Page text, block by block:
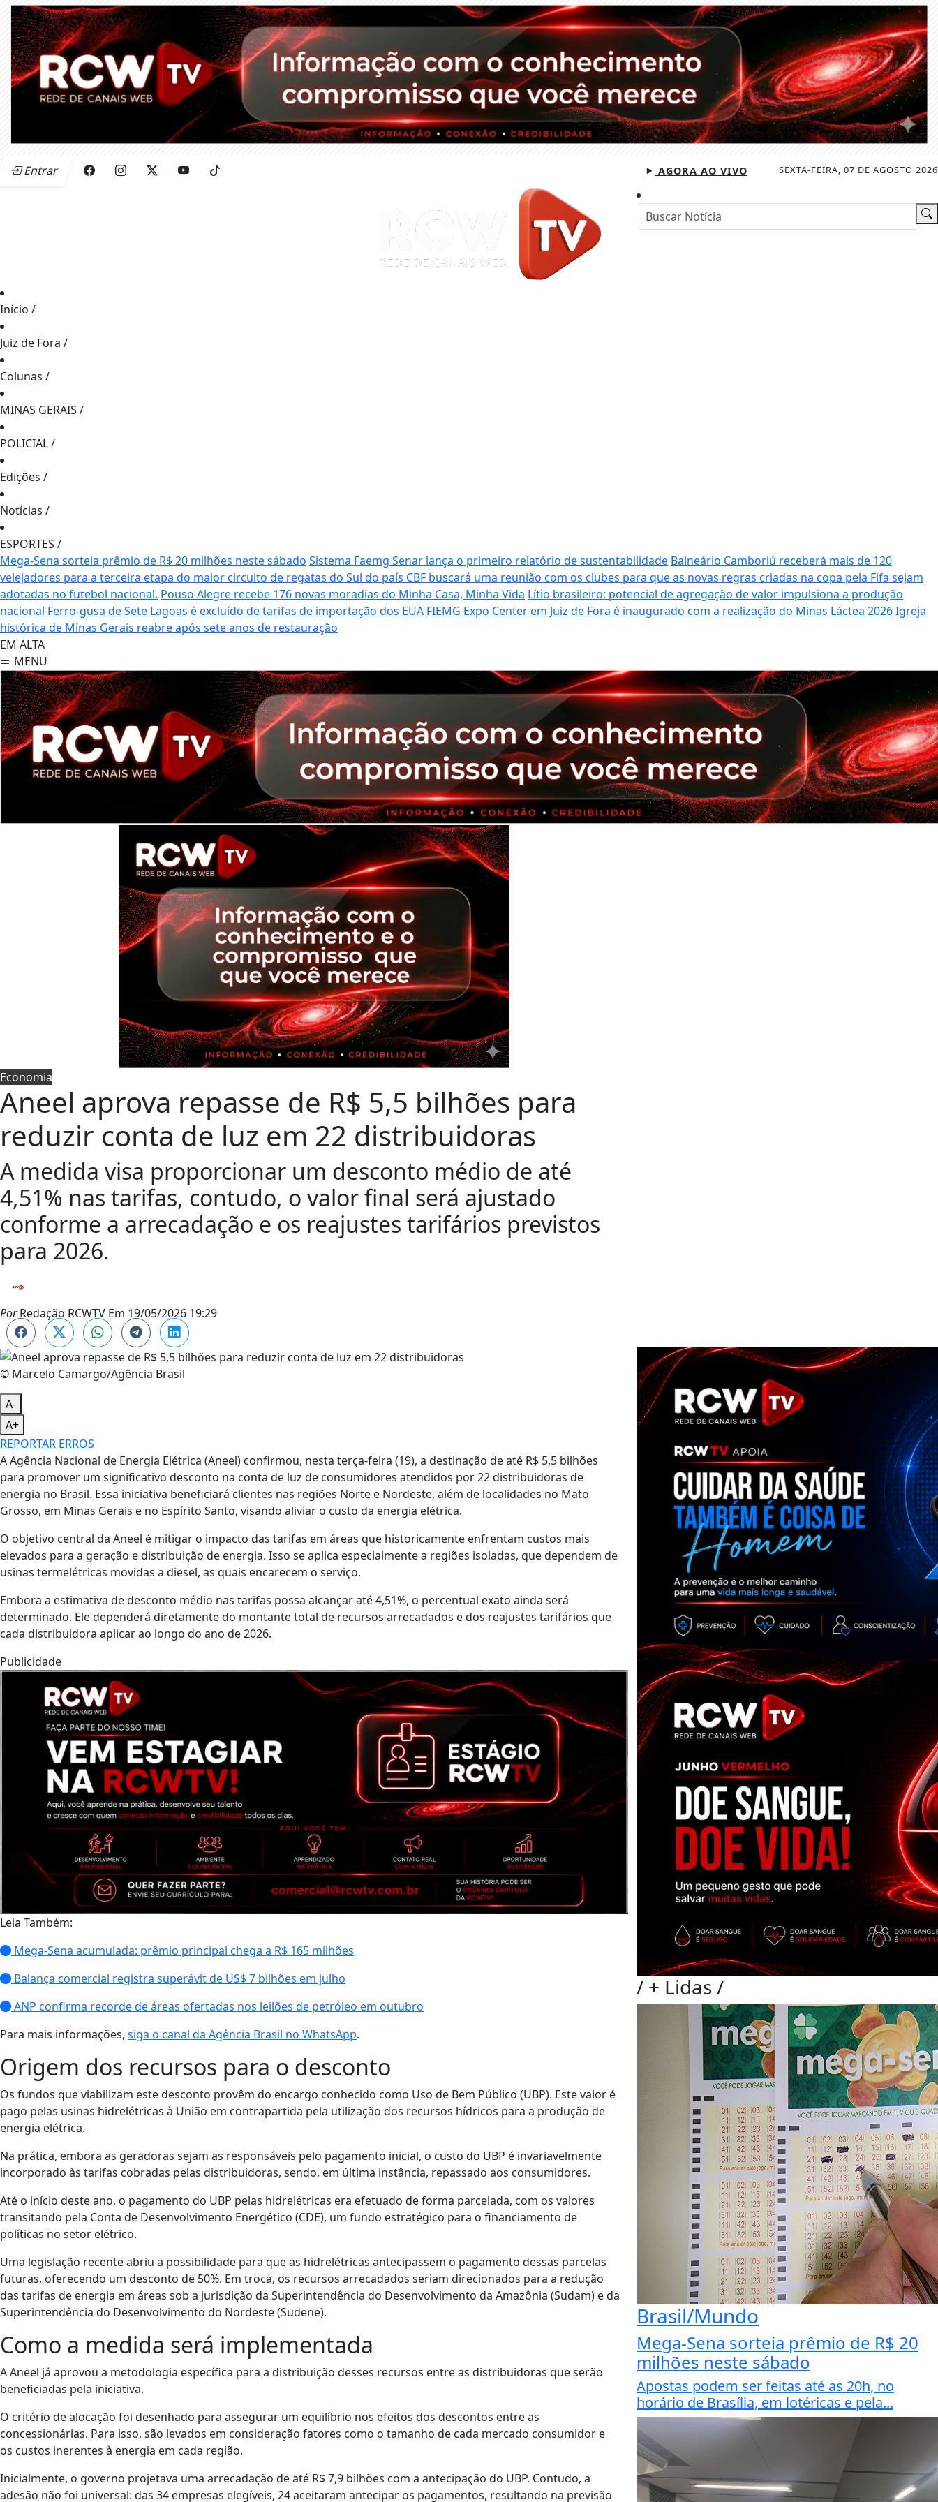
Entrar SEXTA-FEIRA, 07 DE AGOSTO 2026
AGORA AO VIVO
Início /
Juiz de Fora /
Colunas /
MINAS GERAIS /
POLICIAL/
Edições /
Notícias /
ESPORTES /
Mega-Sena sorteia prêmio de R$ 20 milhões neste sábado Sistema Faemg Senar lança o primeiro relatório de sustentabilidade Balneário Camboriú receberá mais de 120
velejadores para a terceira etapa do maior circuito de regatas do Sul do país CBF buscará uma reunião com os clubes para que as novas regras criadas na copa pela Fifa sejam
adotadas no futebol nacional. Pouso Alegre recebe 176 novas moradias do Minha Casa, Minha Vida Lítio brasileiro: potencial de agregação de valor impulsiona a produção
nacional Ferro-gusa de Sete Lagoas é excluído de tarifas de importação dos EUA FIEMG Expo Center em Juiz de Fora é inaugurado com a realização do Minas Láctea 2026Igreja
histórica de Minas Gerais reabre após sete anos de restauração
EM ALTA
MENU
Economia
Aneel aprova repasse de R$ 5,5 bilhões para
reduzir conta de luz em 22 distribuidoras
A medida visa proporcionar um desconto médio de até
4,51% nas tarifas, contudo, o valor final será ajustado
conforme a arrecadação e os reajustes tarifários previstos
para 2026.
PorRedação RCWTV Em 19/05/2026 19:29
© Marcelo Camargo/Agência Brasil
A-
A+
REPORTAR ERROS
A Agência Nacional de Energia Elétrica (Aneel) confirmou, nesta terça-feira (19), a destinação de até R$ 5,5 bilhões
para promover um significativo desconto na conta de luz de consumidores atendidos por 22 distribuidoras de
energia no Brasil. Essa iniciativa beneficiará clientes nas regiões Norte e Nordeste, além de localidades no Mato
Grosso, em Minas Gerais e no Espírito Santo, visando aliviar o custo da energia elétrica.
O objetivo central da Aneel é mitigar o impacto das tarifas em áreas que historicamente enfrentam custos mais
elevados para a geração e distribuição de energia. Isso se aplica especialmente a regiões isoladas, que dependem de
usinas termelétricas movidas a diesel, as quais encarecem o serviço.
Embora a estimativa de desconto médio nas tarifas possa alcançar até 4,51%, o percentual exato ainda será
determinado. Ele dependerá diretamente do montante total de recursos arrecadados e dos reajustes tarifários que
cada distribuidora aplicar ao longo do ano de 2026.
Publicidade
Leia Também:
Mega-Sena acumulada: prêmio principal chega a R$ 165 milhões
Balança comercial registra superávit de US$ 7 bilhões em julho
ANP confirma recorde de áreas ofertadas nos leilões de petróleo em outubro
Para mais informações, siga o canal da Agência Brasil no WhatsApp.
Origem dos recursos para o desconto
Os fundos que viabilizam este desconto provêm do encargo conhecido como Uso de Bem Público (UBP). Este valor é
pago pelas usinas hidrelétricas à União em contrapartida pela utilização dos recursos hídricos para a produção de
energia elétrica.
Na prática, embora as geradoras sejam as responsáveis pelo pagamento inicial, o custo do UBP é invariavelmente
incorporado às tarifas cobradas pelas distribuidoras, sendo, em última instância, repassado aos consumidores.
Até o início deste ano, o pagamento do UBP pelas hidrelétricas era efetuado de forma parcelada, com os valores
transitando pela Conta de Desenvolvimento Energético (CDE), um fundo estratégico para o financiamento de
políticas no setor elétrico.
Uma legislação recente abriu a possibilidade para que as hidrelétricas antecipassem o pagamento dessas parcelas
futuras, oferecendo um desconto de 50%. Em troca, os recursos arrecadados seriam direcionados para a redução
das tarifas de energia em áreas sob a jurisdição da Superintendência do Desenvolvimento da Amazônia (Sudam) e da
Superintendência do Desenvolvimento do Nordeste (Sudene).
Como a medida será implementada
A Aneel já aprovou a metodologia específica para a distribuição desses recursos entre as distribuidoras que serão
beneficiadas pela iniciativa.
O critério de alocação foi desenhado para assegurar um equilíbrio nos efeitos dos descontos entre as
concessionárias. Para isso, são levados em consideração fatores como o tamanho de cada mercado consumidor e
os custos inerentes à energia em cada região.
Inicialmente, o governo projetava uma arrecadação de até R$ 7,9 bilhões com a antecipação do UBP. Contudo, a
adesão não foi universal: das 34 empresas elegíveis, 24 aceitaram antecipar os pagamentos, resultando na previsão
/ + Lidas/
Brasil/Mundo
Mega-Sena sorteia prêmio de R$ 20
milhões neste sábado
Apostas podem ser feitas até as 20h, no
horário de Brasília, em lotéricas e pela...